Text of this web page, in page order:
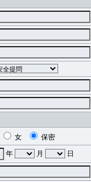
女
保密
年 月 日